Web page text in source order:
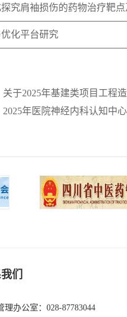
究肩袖损伤的药物治疗靶
化平台研究
于2025年基建类项目工程
年医院神经内科认知中
们
理办公室：028-87783044